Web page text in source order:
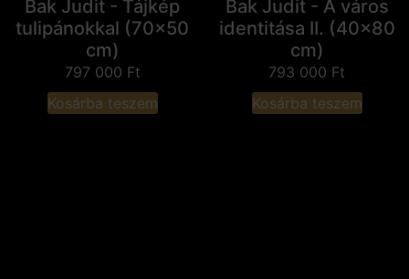
Bak Judit - Tájkép
tulipánokkal (70x50
cm)
797 000 Ft
Kosárba teszem
Bak Judit - A város
identitása II. (40x80
cm)
793 000 Ft
Kosárba teszem